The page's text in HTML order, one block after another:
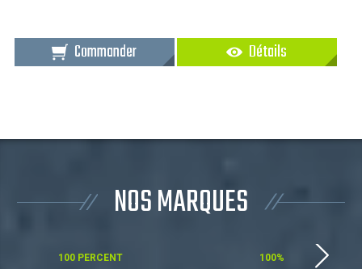
Commander Détails
NOS MARQUES
100 PERCENT 100%